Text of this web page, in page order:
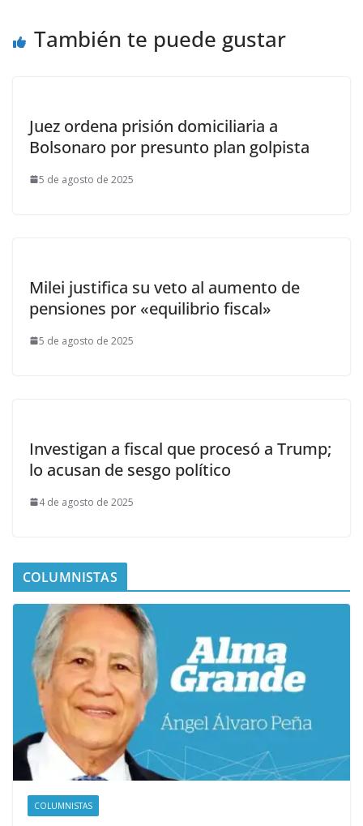
También te puede gustar
Juez ordena prisión domiciliaria a
Bolsonaro por presunto plan golpista
5 de agosto de 2025
Milei justifica su veto al aumento de
pensiones por «equilibrio fiscal»
5 de agosto de 2025
Investigan a fiscal que procesó a Trump;
lo acusan de sesgo político
4 de agosto de 2025
COLUMNISTAS
COLUMNISTAS